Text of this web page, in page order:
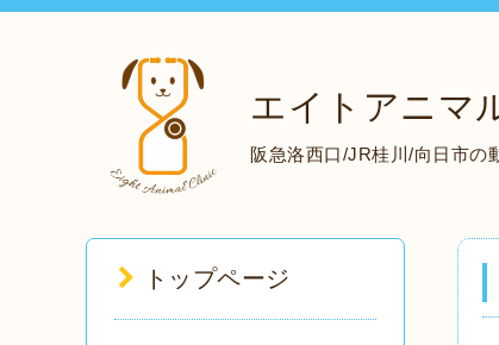
エイトアニマ
阪急洛西口/JR桂川/向日市の
トップページ